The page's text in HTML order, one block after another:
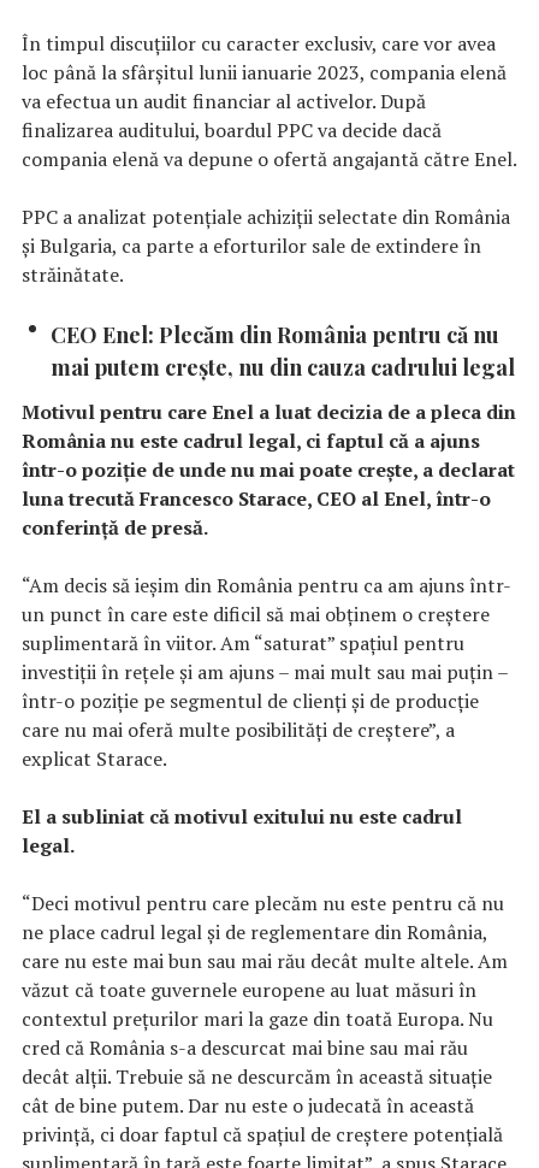
În timpul discuţiilor cu caracter exclusiv, care vor avea
loc până la sfârşitul lunii ianuarie 2023, compania elenă
va efectua un audit financiar al activelor. După
finalizarea auditului, boardul PPC va decide dacă
compania elenă va depune o ofertă angajantă către Enel.
PPC a analizat potențiale achiziții selectate din România
și Bulgaria, ca parte a eforturilor sale de extindere în
străinătate.
CEO Enel: Plecăm din România pentru că nu
mai putem creşte, nu din cauza cadrului legal
Motivul pentru care Enel a luat decizia de a pleca din
România nu este cadrul legal, ci faptul că a ajuns
într-o poziţie de unde nu mai poate creşte, a declarat
luna trecută Francesco Starace, CEO al Enel, într-o
conferinţă de presă.
“Am decis să ieşim din România pentru ca am ajuns într-
un punct în care este dificil să mai obţinem o creştere
suplimentară în viitor. Am “saturat” spaţiul pentru
investiţii în reţele şi am ajuns – mai mult sau mai puţin –
într-o poziţie pe segmentul de clienţi şi de producţie
care nu mai oferă multe posibilităţi de creştere”, a
explicat Starace.
El a subliniat că motivul exitului nu este cadrul
legal.
“Deci motivul pentru care plecăm nu este pentru că nu
ne place cadrul legal şi de reglementare din România,
care nu este mai bun sau mai rău decât multe altele. Am
văzut că toate guvernele europene au luat măsuri în
contextul preţurilor mari la gaze din toată Europa. Nu
cred că România s-a descurcat mai bine sau mai rău
decât alţii. Trebuie să ne descurcăm în această situaţie
cât de bine putem. Dar nu este o judecată în această
privinţă, ci doar faptul că spaţiul de creştere potenţială